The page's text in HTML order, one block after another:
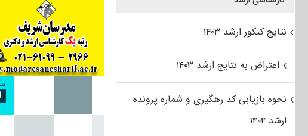
نتایج کنکور ارشد ۱۴۰۳
اعتراض به نتایج ارشد ۱۴۰۳
نحوه بازیابی کد رهگیری و شماره پرونده
ارشد ۱۴۰۴